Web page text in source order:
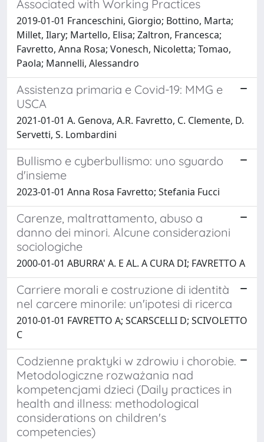
Associated with Working Practices
2019-01-01 Franceschini, Giorgio; Bottino, Marta;
Millet, Ilary; Martello, Elisa; Zaltron, Francesca;
Favretto, Anna Rosa; Vonesch, Nicoletta; Tomao,
Paola; Mannelli, Alessandro
Assistenza primaria e Covid-19: MMG e
USCA
2021-01-01 A. Genova, A.R. Favretto, C. Clemente, D.
Servetti, S. Lombardini
Bullismo e cyberbullismo: uno sguardo
d'insieme
2023-01-01 Anna Rosa Favretto; Stefania Fucci
Carenze, maltrattamento, abuso a
danno dei minori. Alcune considerazioni
sociologiche
2000-01-01 ABURRA' A. E AL. A CURA DI; FAVRETTO A
Carriere morali e costruzione di identità
nel carcere minorile: un'ipotesi di ricerca
2010-01-01 FAVRETTO A; SCARSCELLI D; SCIVOLETTO
C
Codzienne praktyki w zdrowiu i chorobie.
Metodologiczne rozważania nad
kompetencjami dzieci (Daily practices in
health and illness: methodological
considerations on children's
competencies)